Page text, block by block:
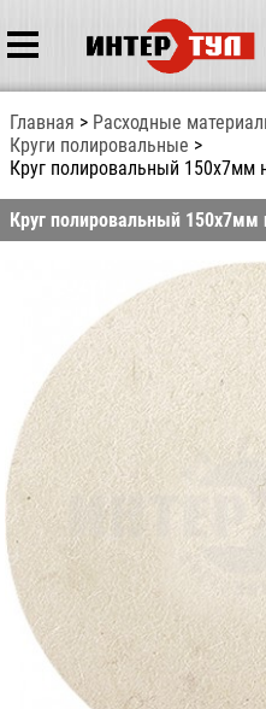
Главная
Расходные
Круги полировальные
Круг полировальный 150х7мм
Круг полировальный 150х7мм